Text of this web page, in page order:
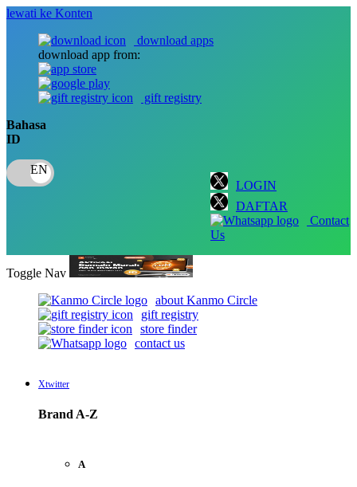
lewati ke Konten
download apps
download app from:
gift registry
Bahasa
ID
LOGIN
DAFTAR
Contact
Us
Toggle Nav
about Kanmo Circle
gift registry
store finder
contact us
Xtwitter
Brand A-Z
A